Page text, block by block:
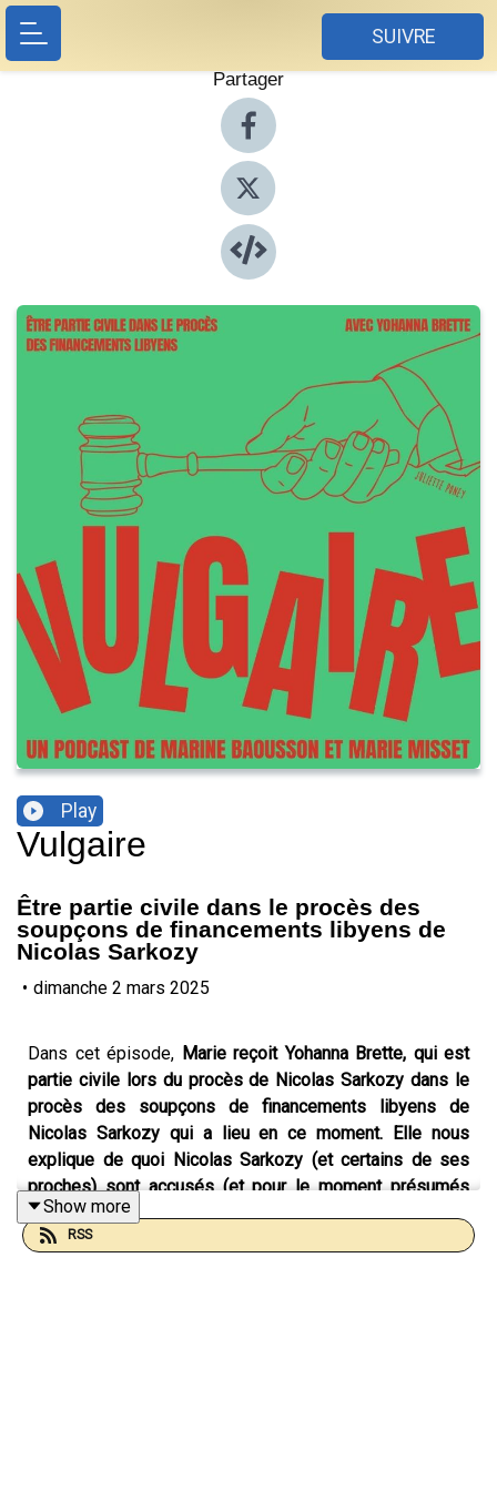
SUIVRE
Partager
Play
Vulgaire
Être partie civile dans le procès des
soupçons de financements libyens de
Nicolas Sarkozy
• dimanche 2 mars 2025
Dans cet épisode, Marie reçoit Yohanna Brette, qui est
partie civile lors du procès de Nicolas Sarkozy dans le
procès des soupçons de financements libyens de
Nicolas Sarkozy qui a lieu en ce moment. Elle nous
explique de quoi Nicolas Sarkozy (et certains de ses
proches) sont accusés (et pour le moment présumés
innocents), nous raconte qu'un procès c'est usant, mais
ça peut être drôle, et à quel point c'est important d'être
Show more
RSS